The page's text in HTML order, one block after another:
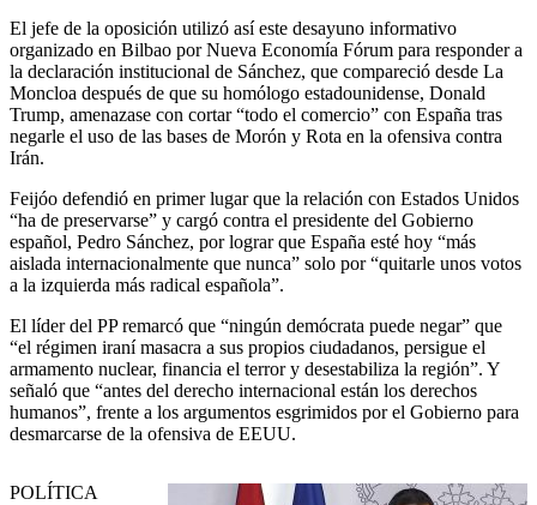
El jefe de la oposición utilizó así este desayuno informativo
organizado en Bilbao por Nueva Economía Fórum para responder a
la declaración institucional de Sánchez, que compareció desde La
Moncloa después de que su homólogo estadounidense, Donald
Trump, amenazase con cortar “todo el comercio” con España tras
negarle el uso de las bases de Morón y Rota en la ofensiva contra
Irán.
Feijóo defendió en primer lugar que la relación con Estados Unidos
“ha de preservarse” y cargó contra el presidente del Gobierno
español, Pedro Sánchez, por lograr que España esté hoy “más
aislada internacionalmente que nunca” solo por “quitarle unos votos
a la izquierda más radical española”.
El líder del PP remarcó que “ningún demócrata puede negar” que
“el régimen iraní masacra a sus propios ciudadanos, persigue el
armamento nuclear, financia el terror y desestabiliza la región”. Y
señaló que “antes del derecho internacional están los derechos
humanos”, frente a los argumentos esgrimidos por el Gobierno para
desmarcarse de la ofensiva de EEUU.
POLÍTICA